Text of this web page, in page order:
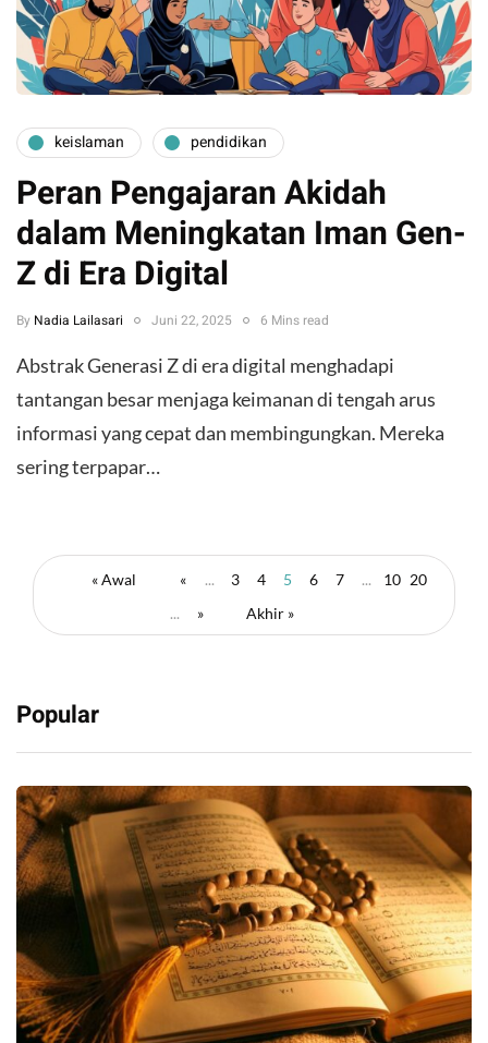
keislaman pendidikan
Peran Pengajaran Akidah
dalam Meningkatan Iman Gen-
Z di Era Digital
By Nadia Lailasari Juni 22, 2025 6 Mins read
Abstrak Generasi Z di era digital menghadapi
tantangan besar menjaga keimanan di tengah arus
informasi yang cepat dan membingungkan. Mereka
sering terpapar…
« Awal « ... 3 4 5 6 7 ... 10 20
...
» Akhir »
Popular